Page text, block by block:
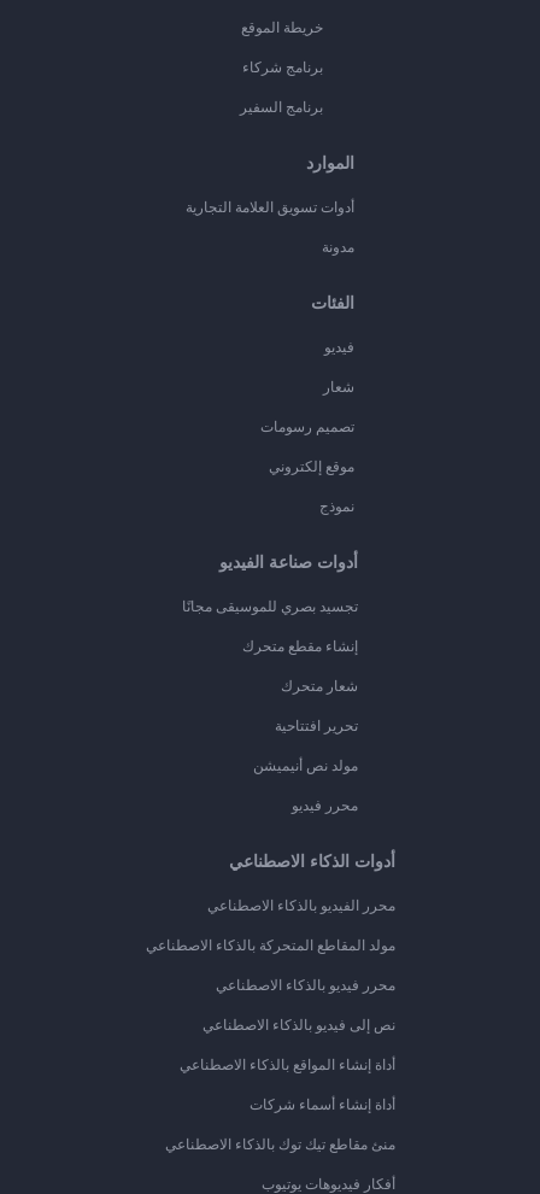
خريطة الموقع
برنامج شركاء
برنامج السفير
الموارد
أدوات تسويق العلامة التجارية
مدونة
الفئات
فيديو
شعار
تصميم رسومات
موقع إلكتروني
نموذج
أدوات صناعة الفيديو
تجسيد بصري للموسيقى مجانًا
إنشاء مقطع متحرك
شعار متحرك
تحرير افتتاحية
مولد نص أنيميشن
محرر فيديو
أدوات الذكاء الاصطناعي
محرر الفيديو بالذكاء الاصطناعي
مولد المقاطع المتحركة بالذكاء الاصطناعي
محرر فيديو بالذكاء الاصطناعي
نص إلى فيديو بالذكاء الاصطناعي
أداة إنشاء المواقع بالذكاء الاصطناعي
أداة إنشاء أسماء شركات
منئ مقاطع تيك توك بالذكاء الاصطناعي
أفكار فيديوهات يوتيوب